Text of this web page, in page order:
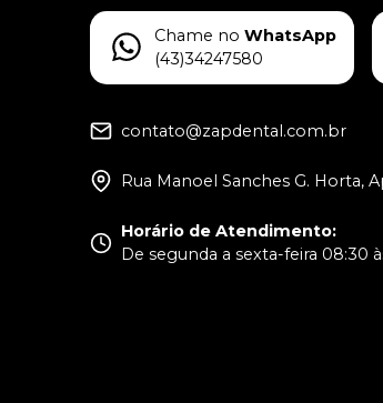
Chame no WhatsApp
(43)34247580
contato@zapdental.com.br
Rua Manoel Sanches G. Horta,
Horário de Atendimento:
De segunda a sexta-feira 08:30